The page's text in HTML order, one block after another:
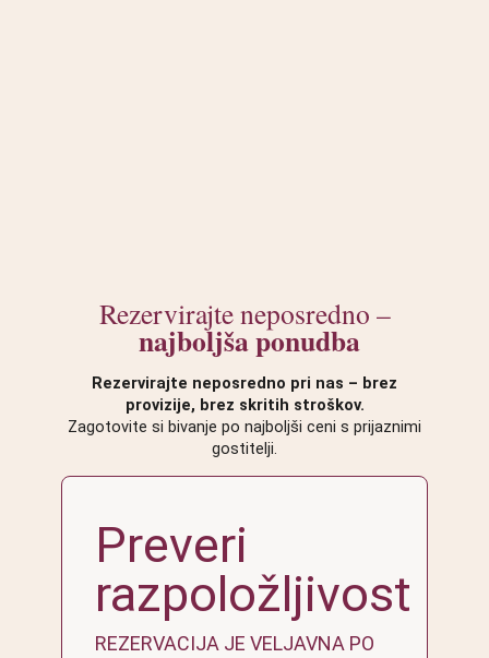
Rezervirajte neposredno –
najboljša ponudba
Rezervirajte neposredno pri nas – brez
provizije, brez skritih stroškov.
Zagotovite si bivanje po najboljši ceni s prijaznimi
gostitelji.
Preveri
razpoložljivost
REZERVACIJA JE VELJAVNA PO